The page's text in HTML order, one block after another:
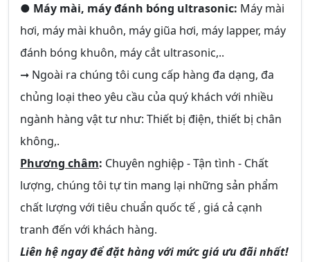
● Máy mài, máy đánh bóng ultrasonic: Máy mài
hơi, máy mài khuôn, máy giũa hơi, máy lapper, máy
đánh bóng khuôn, máy cắt ultrasonic,..
➞ Ngoài ra chúng tôi cung cấp hàng đa dạng, đa
chủng loại theo yêu cầu của quý khách với nhiều
ngành hàng vật tư như: Thiết bị điện, thiết bị chân
không,.
Phương châm: Chuyên nghiệp - Tận tình - Chất
lượng, chúng tôi tự tin mang lại những sản phẩm
chất lượng với tiêu chuẩn quốc tế , giá cả cạnh
tranh đến với khách hàng.
Liên hệ ngay để đặt hàng với mức giá ưu đãi nhất!